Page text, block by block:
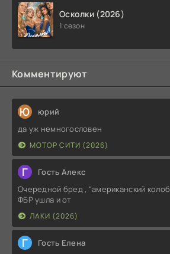
Осколки (2026)
1 сезон
Комментируют
Ю юрий
да уж немногословен
МОТОР СИТИ (2026)
Г Гость Алекс
Очередной бред , "американский
ФБР ушла и от
ЛАКИ (2026)
Г Гость Елена